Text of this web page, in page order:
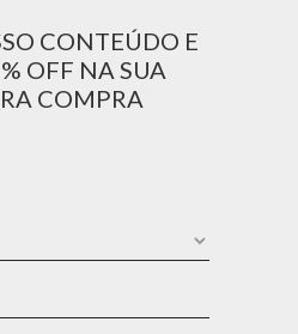
CONTEÚDO E
OFF NA SUA
COMPRA